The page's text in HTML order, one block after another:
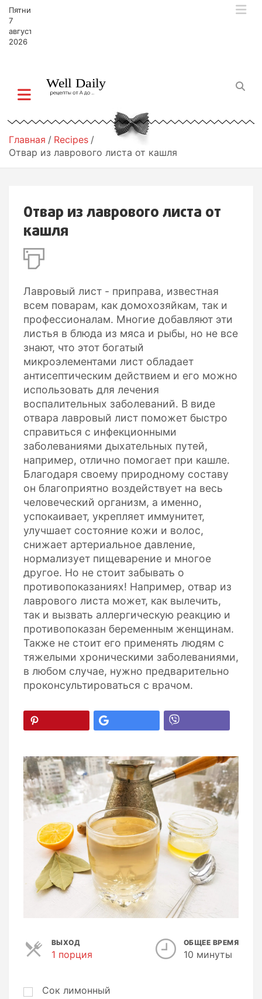
Пятница,
7
августа,
2026
Главная
Recipes
Отвар из лаврового листа от кашля
Отвар из лаврового листа от
кашля
Лавровый лист - приправа, известная
всем поварам, как домохозяйкам, так и
профессионалам. Многие добавляют эти
листья в блюда из мяса и рыбы, но не все
знают, что этот богатый
микроэлементами лист обладает
антисептическим действием и его можно
использовать для лечения
воспалительных заболеваний. В виде
отвара лавровый лист поможет быстро
справиться с инфекционными
заболеваниями дыхательных путей,
например, отлично помогает при кашле.
Благодаря своему природному составу
он благоприятно воздействует на весь
человеческий организм, а именно,
успокаивает, укрепляет иммунитет,
улучшает состояние кожи и волос,
снижает артериальное давление,
нормализует пищеварение и многое
другое. Но не стоит забывать о
противопоказаниях! Например, отвар из
лаврового листа может, как вылечить,
так и вызвать аллергическую реакцию и
противопоказан беременным женщинам.
Также не стоит его применять людям с
тяжелыми хроническими заболеваниями,
в любом случае, нужно предварительно
проконсультироваться с врачом.
ВЫХОД
1 порция
ц
ОБЩЕЕ ВРЕМЯ
10 минуты
Сок лимонный